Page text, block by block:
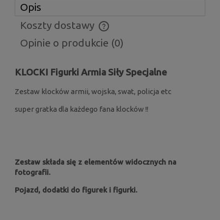
Opis
Koszty dostawy
Cena nie zawiera ewentualnych kosztów płatności
Opinie o produkcie (0)
KLOCKI Figurki Armia Siły Specjalne
Zestaw klocków armii, wojska, swat, policja etc
super gratka dla każdego fana klocków !!
Zestaw składa się z elementów widocznych na
fotografii.
Pojazd, dodatki do figurek i figurki.